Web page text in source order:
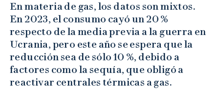
En materia de gas, los datos son mixtos.
En 2023, el consumo cayó un 20 %
respecto de la media previa a la guerra en
Ucrania, pero este año se espera que la
reducción sea de sólo 10 %, debido a
factores como la sequía, que obligó a
reactivar centrales térmicas a gas.